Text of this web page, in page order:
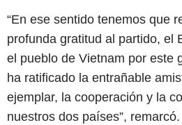
“En ese sentido tenemos que
profunda gratitud al partido, el
el pueblo de Vietnam por este
ha ratificado la entrañable
ejemplar, la cooperación y la
nuestros dos países”, remarcó.